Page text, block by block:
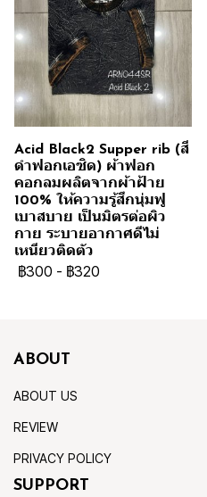
Acid Black2 Supper rib (สี
ดำฟอกเอซิด) ผ้าฟอก
คอกลมผลิตจากผ้าฝ้าย
100% ให้ความรู้สึกนุ่มฟู
เบาสบาย เป็นมิตรต่อผิว
กาย ระบายอากาศดีไม่
เหนียวติดตัว
฿300 - ฿320
ABOUT
ABOUT US
REVIEW
PRIVACY POLICY
SUPPORT